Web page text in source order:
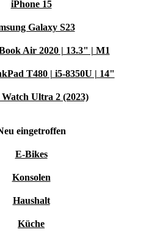
iPhone 15
Galaxy S23
Air 2020 | 13.3" | M1
T480 | i5-8350U | 14"
Ultra 2 (2023)
eingetroffen
E-Bikes
Konsolen
Haushalt
Küche